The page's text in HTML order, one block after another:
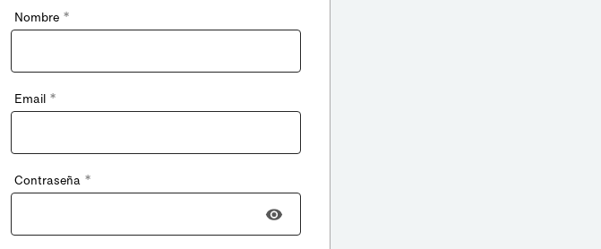
Nombre *
Email *
Contraseña *